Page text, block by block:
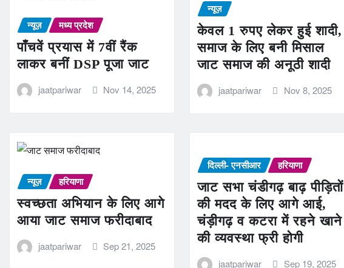
न्यूज़ मध्य प्रदेश
पाँचवें प्रयास में 7वीं रैंक
लाकर बनीं DSP पूजा जाट
jaatpariwar Nov 14, 2025
न्यूज़
केवल 1 रुपए लेकर हुई शादी,
समाज के लिए बनी मिसाल
जाट समाज की अनूठी शादी
jaatpariwar Nov 8, 2025
न्यूज़ हरियाणा
स्वच्छता अभियान के लिए आगे
आया जाट समाज फरीदाबाद
jaatpariwar Sep 21, 2025
दिल्ली- एनसीआर हरियाणा
जाट सभा चंडीगढ़ बाढ़ पीड़ितों
की मदद के लिए आगे आई,
चंड़ीगढ़ व कटरा में रहने खाने
की व्यवस्था फ्री होगी
jaatpariwar Sep 19, 2025